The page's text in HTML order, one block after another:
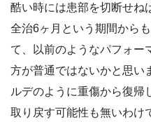
酷い時には患部を切断せね
全治6ヶ月という期間から
て、以前のようなパフォー
方が普通ではないかと思い
ルデのように重傷から復帰
取り戻す可能性も無いわけ